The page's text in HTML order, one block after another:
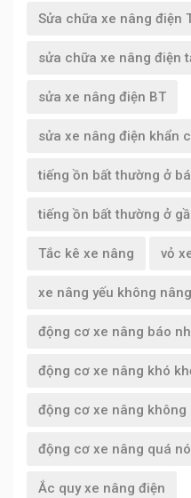
Sửa chữa xe nâng điện
sửa chữa xe nâng điện
sửa xe nâng điện BT
sửa xe nâng điện khẩn
tiếng ồn bất thường ở
tiếng ồn bất thường ở
Tắc kê xe nâng vỏ
xe nâng yếu không
động cơ xe nâng báo
động cơ xe nâng khó
động cơ xe nâng không
động cơ xe nâng quá
Ắc quy xe nâng điện